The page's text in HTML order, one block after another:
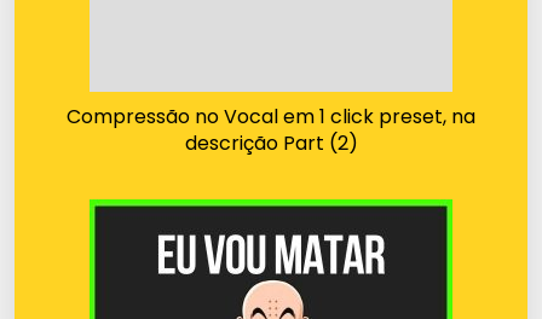
Compressão no Vocal em 1 click preset, na
descrição Part (2)